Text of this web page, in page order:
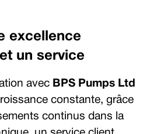
excellence
un service
avec BPS Pumps Ltd
constante, grâce
continus dans la